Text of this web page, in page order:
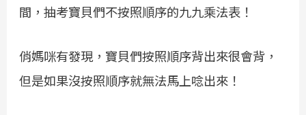
間，抽考寶貝們不按照順序的九九乘法表！
俏媽咪有發現，寶貝們按照順序背出來很會背，
但是如果沒按照順序就無法馬上唸出來！